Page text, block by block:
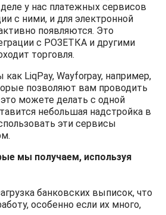
у нас платежных сервисов
с ними, и для электронной
появляются. Это
с РОЗЕТКА и другими
торговля.
LiqPay, Wayforpay, например,
позволяют вам проводить
можете делать с одной
небольшая надстройка в
эти сервисы
мы получаем, используя
банковских выписок, что
особенно если их много,